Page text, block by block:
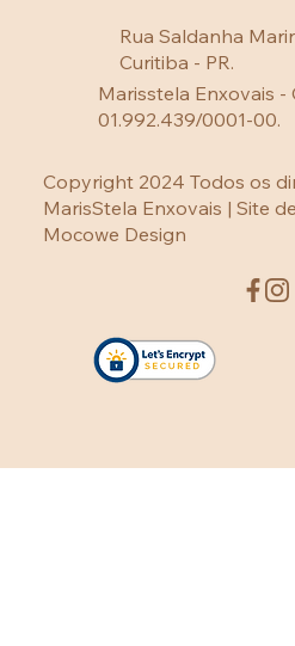
Copyright 2024 Todos os
MarisStela Enxovais | Site
Mocowe Design
Rua Saldanha
Curitiba - PR.
Marisstela Enxovais -
01.992.439/0001-00.